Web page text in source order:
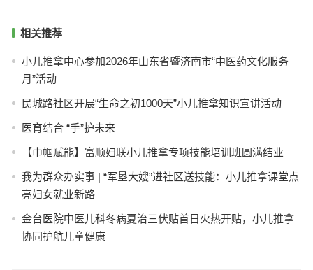
相关推荐
小儿推拿中心参加2026年山东省暨济南市“中医药文化服务
月”活动
民城路社区开展“生命之初1000天”小儿推拿知识宣讲活动
医育结合 “手”护未来
【巾帼赋能】富顺妇联小儿推拿专项技能培训班圆满结业
我为群众办实事 | “军垦大嫂”进社区送技能：小儿推拿课堂点
亮妇女就业新路
金台医院中医儿科冬病夏治三伏贴首日火热开贴，小儿推拿
协同护航儿童健康